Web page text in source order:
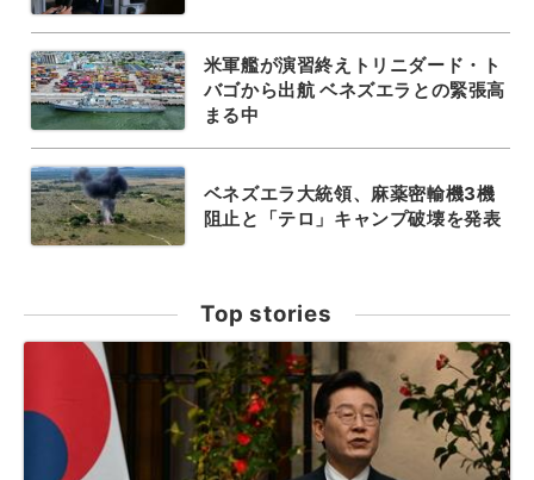
米軍艦が演習終えトリニダード・ト
バゴから出航 ベネズエラとの緊張高
まる中
ベネズエラ大統領、麻薬密輸機3機
阻止と「テロ」キャンプ破壊を発表
Top stories